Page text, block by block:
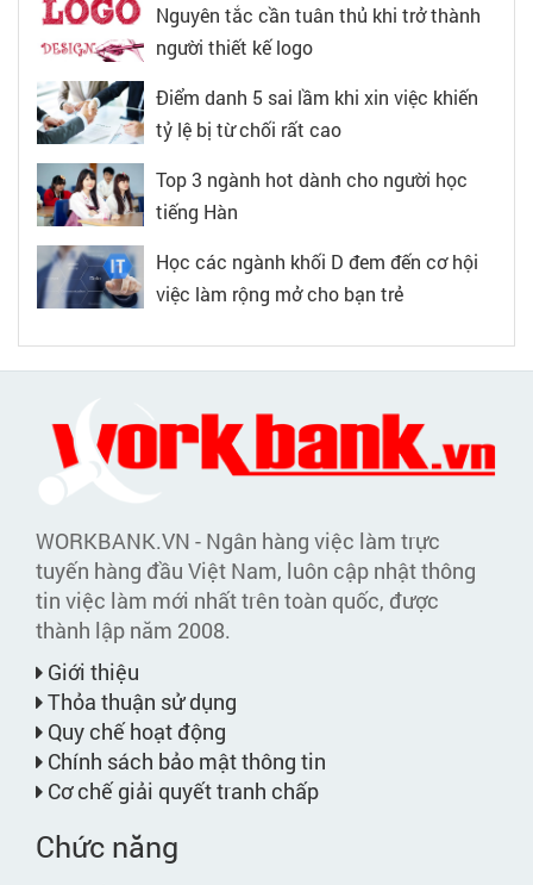
Nguyên tắc cần tuân thủ khi trở thành
người thiết kế logo
Điểm danh 5 sai lầm khi xin việc khiến
tỷ lệ bị từ chối rất cao
Top 3 ngành hot dành cho người học
tiếng Hàn
Học các ngành khối D đem đến cơ hội
việc làm rộng mở cho bạn trẻ
WORKBANK.VN - Ngân hàng việc làm trực
tuyến hàng đầu Việt Nam, luôn cập nhật thông
tin việc làm mới nhất trên toàn quốc, được
thành lập năm 2008.
Giới thiệu
Thỏa thuận sử dụng
Quy chế hoạt động
Chính sách bảo mật thông tin
Cơ chế giải quyết tranh chấp
Chức năng